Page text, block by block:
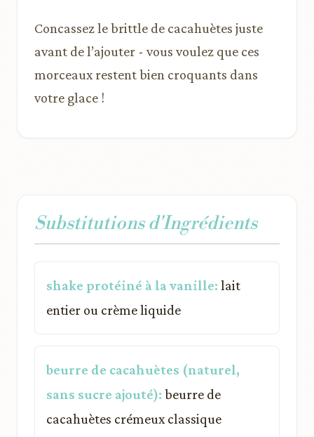
Concassez le brittle de cacahuètes juste
avant de l’ajouter - vous voulez que ces
morceaux restent bien croquants dans
votre glace !
Substitutions d'Ingrédients
shake protéiné à la vanille: lait
entier ou crème liquide
beurre de cacahuètes (naturel,
sans sucre ajouté): beurre de
cacahuètes crémeux classique